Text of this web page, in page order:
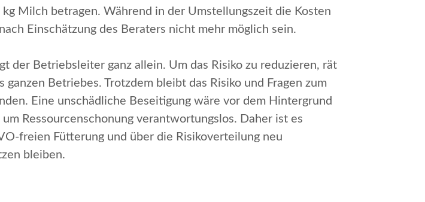
Milch betragen. Während in der Umstellungszeit die Kosten
Einschätzung des Beraters nicht mehr möglich sein.
der Betriebsleiter ganz allein. Um das Risiko zu reduzieren, rät
Betriebes. Trotzdem bleibt das Risiko und Fragen zum
Eine unschädliche Beseitigung wäre vor dem Hintergrund
Ressourcenschonung verantwortungslos. Daher ist es
freien Fütterung und über die Risikoverteilung neu
bleiben.